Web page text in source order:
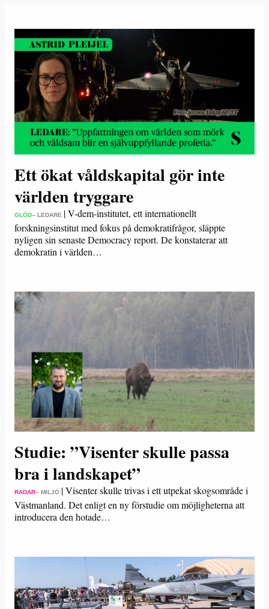
Ett ökat våldskapital gör inte
världen tryggare
GLÖD– LEDARE |V-dem-institutet, ett internationellt
forskningsinstitut med fokus på demokratifrågor, släppte
nyligen sin senaste Democracy report. De konstaterar att
demokratin i världen…
Studie: ”Visenter skulle passa
bra i landskapet”
RADAR– MILJÖ |Visenter skulle trivas i ett utpekat skogsområde i
Västmanland. Det enligt en ny förstudie om möjligheterna att
introducera den hotade…